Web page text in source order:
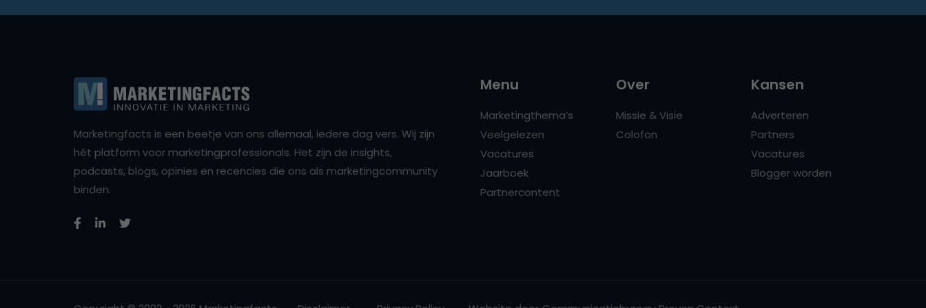
Marketingfacts is een beetje van ons allemaal, iedere dag vers. Wij zijn
hét platform voor marketingprofessionals. Het zijn de insights,
podcasts, blogs, opinies en recencies die ons als marketingcommunity
binden.
Menu
Marketingthema’s
Veelgelezen
Vacatures
Jaarboek
Partnercontent
Over
Missie & Visie
Colofon
Kansen
Adverteren
Partners
Vacatures
Blogger worden